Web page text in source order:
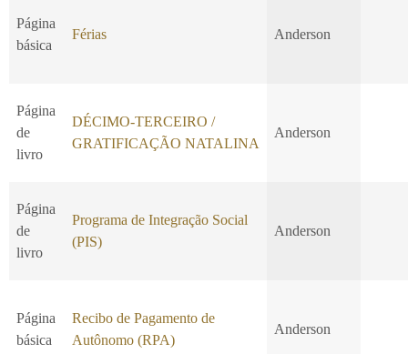
Página
básica
Férias Anderson
Página
de
livro
DÉCIMO-TERCEIRO /
GRATIFICAÇÃO NATALINA
Anderson
Página
de
livro
Programa de Integração Social
(PIS)
Anderson
Página
básica
Recibo de Pagamento de
Autônomo (RPA)
Anderson